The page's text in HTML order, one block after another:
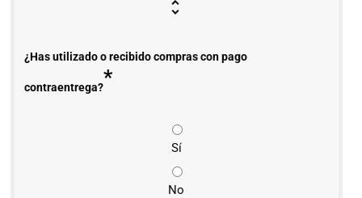
¿Has utilizado o recibido compras con pago
contraentrega?*
Sí
No